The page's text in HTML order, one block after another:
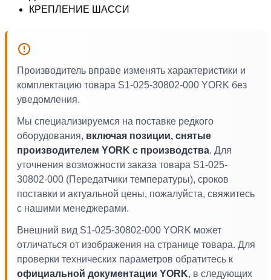
КРЕПЛЕНИЕ ШАССИ
Производитель вправе изменять характеристики и
комплектацию товара S1-025-30802-000 YORK без
уведомления.
Мы специализируемся на поставке редкого
оборудования, включая позиции, снятые
производителем YORK с производства. Для
уточнения возможности заказа товара S1-025-
30802-000 (Передатчики температуры), сроков
поставки и актуальной цены, пожалуйста, свяжитесь
с нашими менеджерами.
Внешний вид S1-025-30802-000 YORK может
отличаться от изображения на странице товара. Для
проверки технических параметров обратитесь к
официальной документации YORK, в следующих